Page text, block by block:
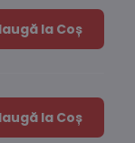
la Coș
la Coș